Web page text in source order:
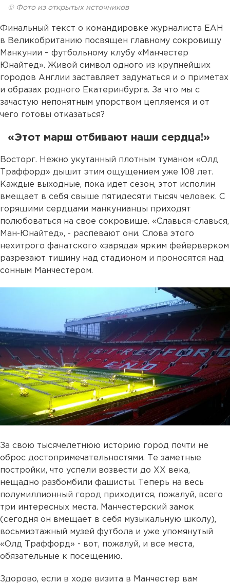
© Фото из открытых источников
Финальный текст о командировке журналиста ЕАН
в Великобританию посвящен главному сокровищу
Манкунии – футбольному клубу «Манчестер
Юнайтед». Живой символ одного из крупнейших
городов Англии заставляет задуматься и о приметах
и образах родного Екатеринбурга. За что мы с
зачастую непонятным упорством цепляемся и от
чего готовы отказаться?
«Этот марш отбивают наши сердца!»
Восторг. Нежно укутанный плотным туманом «Олд
Траффорд» дышит этим ощущением уже 108 лет.
Каждые выходные, пока идет сезон, этот исполин
вмещает в себя свыше пятидесяти тысяч человек. С
горящими сердцами манкунианцы приходят
полюбоваться на свое сокровище. «Славься-славься,
Ман-Юнайтед», - распевают они. Слова этого
нехитрого фанатского «заряда» ярким фейерверком
разрезают тишину над стадионом и проносятся над
сонным Манчестером.
За свою тысячелетнюю историю город почти не
оброс достопримечательностями. Те заметные
постройки, что успели возвести до XX века,
нещадно разбомбили фашисты. Теперь на весь
полумиллионный город приходится, пожалуй, всего
три интересных места. Манчестерский замок
(сегодня он вмещает в себя музыкальную школу),
восьмиэтажный музей футбола и уже упомянутый
«Олд Траффорд» - вот, пожалуй, и все места,
обязательные к посещению.
Здорово, если в ходе визита в Манчестер вам